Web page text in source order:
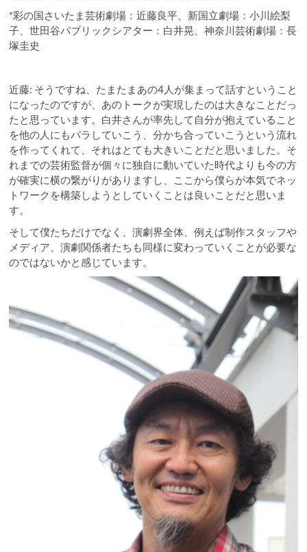
*彩の国さいたま芸術劇場：近藤良平、新国立劇場：小川絵梨
子、世田谷パブリックシアター：白井晃、神奈川芸術劇場：長
塚圭史
近藤: そうですね、たまたまあの4人が集まって話すということ
になったのですが、あのトークが実現したのは大きなことだっ
たと思っています。白井さんが率先して自分が抱えていること
を他の人にもバラしていこう、分かち合っていこうという流れ
を作ってくれて、それはとても大きいことだと思いました。そ
れまでの芸術監督が個々に独自に動いていた時代よりも今の方
が確実に横の繋がりがありますし、ここから僕らが本気でネッ
トワークを構築しようとしていくことは良いことだと思いま
す。
そして僕たちだけでなく、演劇界全体、例えば制作スタッフや
メディア、演劇関係者たちも同様に変わっていくことが必要な
のではないかと感じています。